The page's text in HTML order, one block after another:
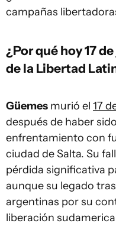
campañas
¿Por qué hoy 17
de la Libertad
Güemes murió el 17
después de haber
enfrentamiento con
ciudad de Salta. Su
pérdida significativa
aunque su legado
argentinas por su
liberación